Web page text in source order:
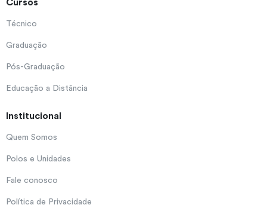
Cursos
Técnico
Graduação
Pós-Graduação
Educação a Distância
Institucional
Quem Somos
Polos e Unidades
Fale conosco
Política de Privacidade